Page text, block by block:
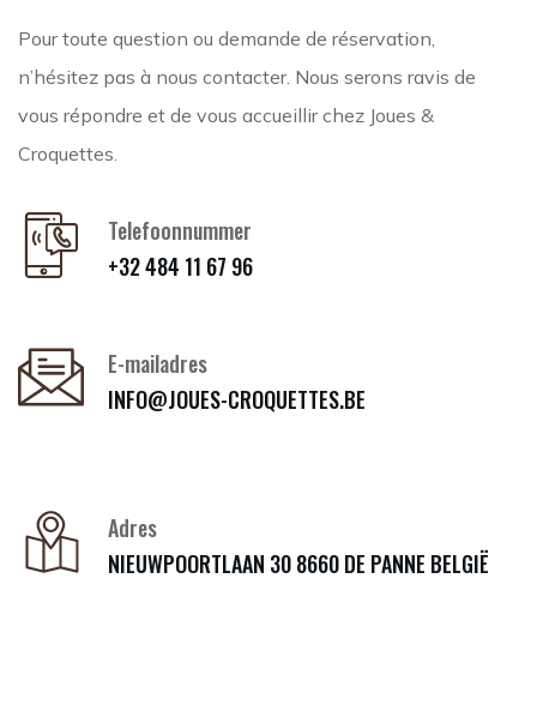
Pour toute question ou demande de réservation,
n’hésitez pas à nous contacter. Nous serons ravis de
vous répondre et de vous accueillir chez Joues &
Croquettes.
Telefoonnummer
+32 484 11 67 96
E-mailadres
INFO@JOUES-CROQUETTES.BE
Adres
NIEUWPOORTLAAN 30 8660 DE PANNE BELGIË